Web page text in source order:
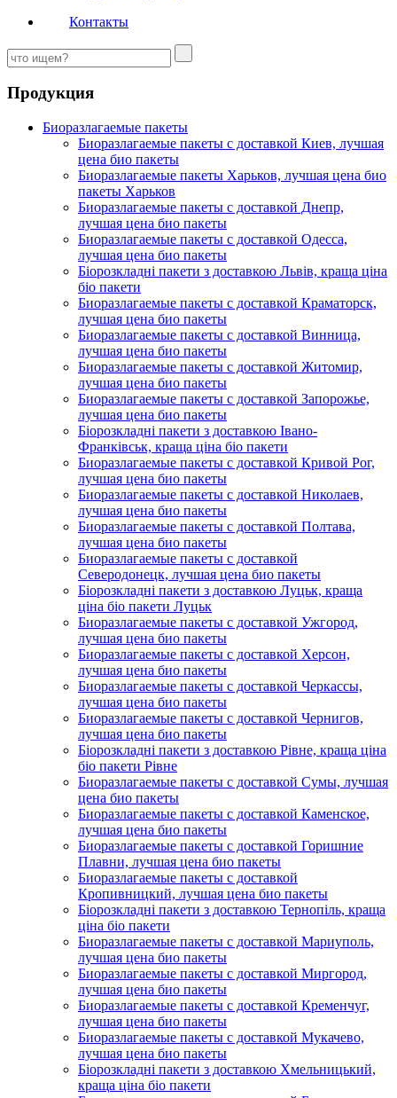
Контакты
Продукция
Биоразлагаемые пакеты
Биоразлагаемые пакеты с доставкой Киев, лучшая
цена био пакеты
Биоразлагаемые пакеты Харьков, лучшая цена био
пакеты Харьков
Биоразлагаемые пакеты с доставкой Днепр,
лучшая цена био пакеты
Биоразлагаемые пакеты с доставкой Одесса,
лучшая цена био пакеты
Біорозкладні пакети з доставкою Львів, краща ціна
біо пакети
Биоразлагаемые пакеты с доставкой Краматорск,
лучшая цена био пакеты
Биоразлагаемые пакеты с доставкой Винница,
лучшая цена био пакеты
Биоразлагаемые пакеты с доставкой Житомир,
лучшая цена био пакеты
Биоразлагаемые пакеты с доставкой Запорожье,
лучшая цена био пакеты
Біорозкладні пакети з доставкою Івано-
Франківськ, краща ціна біо пакети
Биоразлагаемые пакеты с доставкой Кривой Рог,
лучшая цена био пакеты
Биоразлагаемые пакеты с доставкой Николаев,
лучшая цена био пакеты
Биоразлагаемые пакеты с доставкой Полтава,
лучшая цена био пакеты
Биоразлагаемые пакеты с доставкой
Северодонецк, лучшая цена био пакеты
Біорозкладні пакети з доставкою Луцьк, краща
ціна біо пакети Луцьк
Биоразлагаемые пакеты с доставкой Ужгород,
лучшая цена био пакеты
Биоразлагаемые пакеты с доставкой Херсон,
лучшая цена био пакеты
Биоразлагаемые пакеты с доставкой Черкассы,
лучшая цена био пакеты
Биоразлагаемые пакеты с доставкой Чернигов,
лучшая цена био пакеты
Біорозкладні пакети з доставкою Рівне, краща ціна
біо пакети Рівне
Биоразлагаемые пакеты с доставкой Сумы, лучшая
цена био пакеты
Биоразлагаемые пакеты с доставкой Каменское,
лучшая цена био пакеты
Биоразлагаемые пакеты с доставкой Горишние
Плавни, лучшая цена био пакеты
Биоразлагаемые пакеты с доставкой
Кропивницкий, лучшая цена био пакеты
Біорозкладні пакети з доставкою Тернопіль, краща
ціна біо пакети
Биоразлагаемые пакеты с доставкой Мариуполь,
лучшая цена био пакеты
Биоразлагаемые пакеты с доставкой Миргород,
лучшая цена био пакеты
Биоразлагаемые пакеты с доставкой Кременчуг,
лучшая цена био пакеты
Биоразлагаемые пакеты с доставкой Мукачево,
лучшая цена био пакеты
Біорозкладні пакети з доставкою Хмельницький,
краща ціна біо пакети